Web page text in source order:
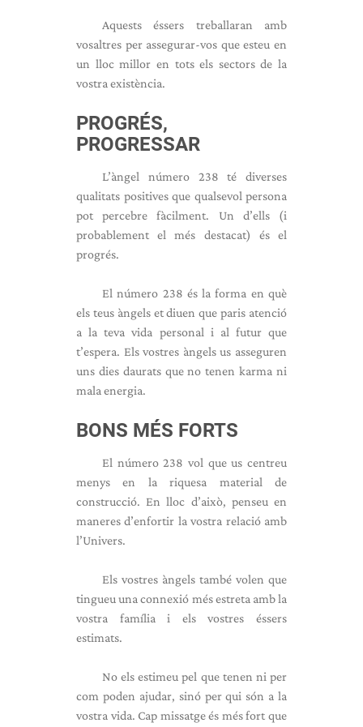
Aquests éssers treballaran amb
vosaltres per assegurar-vos que esteu en
un lloc millor en tots els sectors de la
vostra existència.
PROGRÉS,
PROGRESSAR
L’àngel número 238 té diverses
qualitats positives que qualsevol persona
pot percebre fàcilment. Un d’ells (i
probablement el més destacat) és el
progrés.
El número 238 és la forma en què
els teus àngels et diuen que paris atenció
a la teva vida personal i al futur que
t’espera. Els vostres àngels us asseguren
uns dies daurats que no tenen karma ni
mala energia.
BONS MÉS FORTS
El número 238 vol que us centreu
menys en la riquesa material de
construcció. En lloc d’això, penseu en
maneres d’enfortir la vostra relació amb
l’Univers.
Els vostres àngels també volen que
tingueu una connexió més estreta amb la
vostra família i els vostres éssers
estimats.
No els estimeu pel que tenen ni per
com poden ajudar, sinó per qui són a la
vostra vida. Cap missatge és més fort que